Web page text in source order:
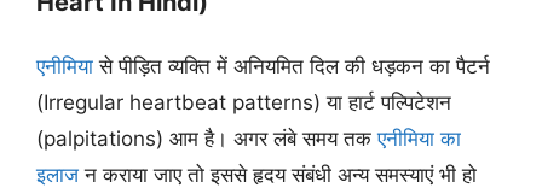
एनीमिया से पीड़ित व्यक्ति में अनियमित दिल की धड़कन का पैटर्न
(Irregular heartbeat patterns) या हार्ट पल्पिटेशन
(palpitations) आम है। अगर लंबे समय तकएनीमिया का
इलाज न कराया जाए तो इससे हृदय संबंधी अन्य समस्याएं भी हो